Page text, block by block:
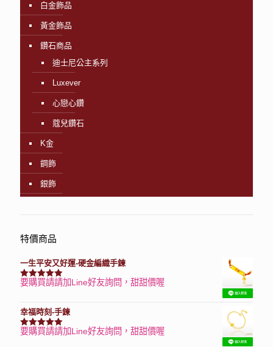
白金飾品
黃金飾品
鑽石商品
迪士尼公主系列
Luxever
心戀心鑽
蔻兒鑽石
K金
鋼飾
銀飾
特價商品
一生平安又好運-硬金編織手鍊
評分7740滿分 5
要購買請請加Line好友詢問，甜甜價喔
幸福時刻-手鍊
評分3150滿分 5
要購買請請加Line好友詢問，甜甜價喔